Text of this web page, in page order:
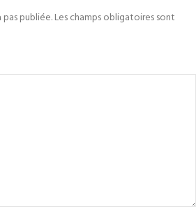
publiée.Les champs obligatoires sont